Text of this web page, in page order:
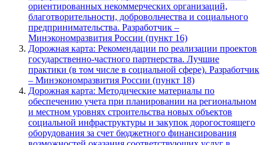
ориентированных некоммерческих организаций,
благотворительности, добровольчества и социального
предпринимательства. Разработчик –
Минэкономразвития России (пункт 16)
Дорожная карта: Рекомендации по реализации проектов
государственно-частного партнерства. Лучшие
практики (в том числе в социальной сфере). Разработчик
– Минэкономразвития России (пункт 18)
Дорожная карта: Методические материалы по
обеспечению учета при планировании на региональном
и местном уровнях строительства новых объектов
социальной инфраструктуры и закупок дорогостоящего
оборудования за счет бюджетного финансирования